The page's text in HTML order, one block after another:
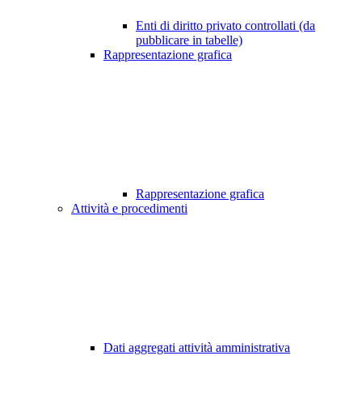
Enti di diritto privato controllati (da
pubblicare in tabelle)
Rappresentazione grafica
Rappresentazione grafica
Attività e procedimenti
Dati aggregati attività amministrativa